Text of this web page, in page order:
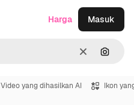
Jernih
Harga Masuk
Video yang dihasilkan AI Ikon